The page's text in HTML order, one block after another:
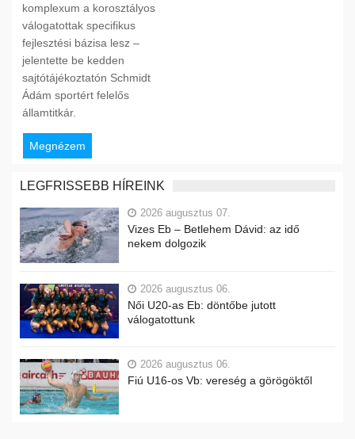
komplexum a korosztályos
válogatottak specifikus
fejlesztési bázisa lesz –
jelentette be kedden
sajtótájékoztatón Schmidt
Ádám sportért felelős
államtitkár.
Megnézem
LEGFRISSEBB HÍREINK
2026 augusztus 07.
Vizes Eb – Betlehem Dávid: az idő
nekem dolgozik
2026 augusztus 06.
Női U20-as Eb: döntőbe jutott
válogatottunk
2026 augusztus 06.
Fiú U16-os Vb: vereség a görögöktől